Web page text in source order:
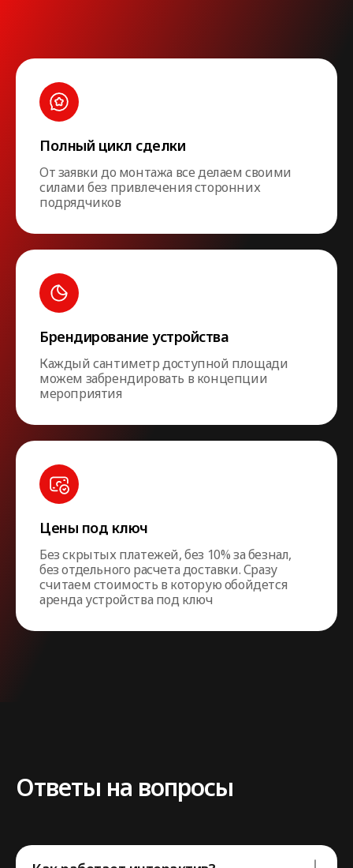
Полный цикл сделки
От заявки до монтажа все делаем своими
силами без привлечения сторонних
подрядчиков
Брендирование устройства
Каждый сантиметр доступной площади
можем забрендировать в концепции
мероприятия
Цены под ключ
Без скрытых платежей, без 10% за безнал,
без отдельного расчета доставки. Сразу
считаем стоимость в которую обойдется
аренда устройства под ключ
Ответы на вопросы